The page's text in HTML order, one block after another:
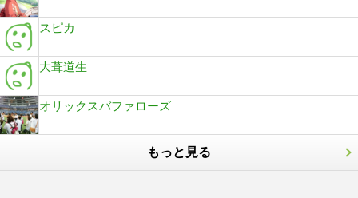
スピカ
大葺道生
オリックスバファローズ
もっと見る